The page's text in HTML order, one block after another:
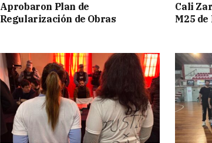
Aprobaron Plan de
Regularización de Obras
Cali
M25